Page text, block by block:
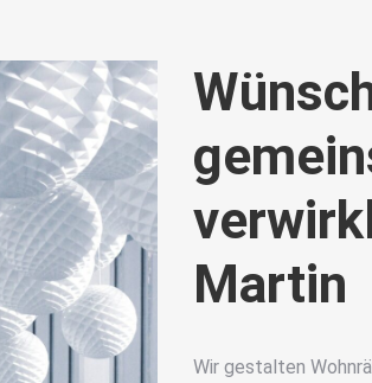
Martin
Wir gestalten